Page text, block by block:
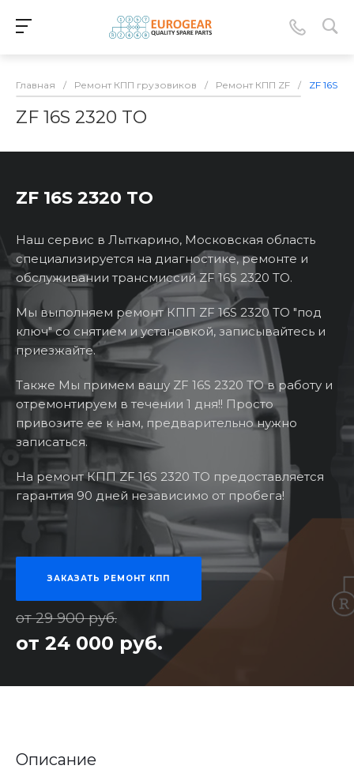
Главная / Ремонт КПП грузовиков / Ремонт КПП ZF / ZF 16S
ZF 16S 2320 TO
ZF 16S 2320 TO
Наш сервис в Лыткарино, Московская область
специализируется на диагностике, ремонте и
обслуживании трансмиссий ZF 16S 2320 TO.
Мы выполняем ремонт КПП ZF 16S 2320 TO "под
ключ" со снятием и установкой, записывайтесь и
приезжайте.
Также Мы примем вашу ZF 16S 2320 TO в работу и
отремонтируем в течении 1 дня!! Просто
привозите ее к нам, предварительно нужно
записаться.
На ремонт КПП ZF 16S 2320 TO предоставляется
гарантия 90 дней независимо от пробега!
ЗАКАЗАТЬ РЕМОНТ КПП
от 29 900 руб.
от 24 000 руб.
Описание